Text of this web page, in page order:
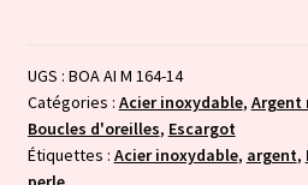
vert
UGS : BOA AI M 164-14
Catégories : Acier inoxydable, Argent
Boucles d'oreilles, Escargot
Étiquettes : Acier inoxydable, argent,